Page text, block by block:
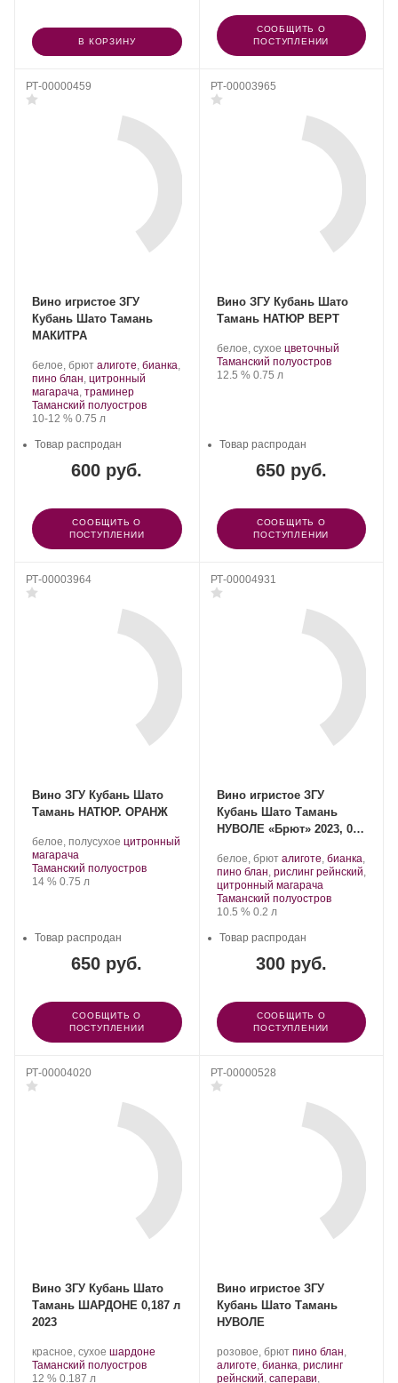
В КОРЗИНУ
СООБЩИТЬ О
ПОСТУПЛЕНИИ
РТ-00000459
Вино игристое ЗГУ
Кубань Шато Тамань
МАКИТРА
Производитель:
Шато
Тамань.
белое, брют .
Сорт
винограда:
алиготе, бианка,
пино блан, цитронный
магарача, траминер.
Регион:
Таманский полуостров
Крепость
10-12 %. Объем
0.75 л
600 руб.
Товар распродан
СООБЩИТЬ О
ПОСТУПЛЕНИИ
РТ-00003965
Вино ЗГУ Кубань Шато
Тамань НАТЮР ВЕРТ
Производитель:
Шато
Тамань.
белое, сухое .
Сорт
винограда:
цветочный.
Регион:
Таманский полуостров
Крепость
12.5 %. Объем
0.75 л
650 руб.
Товар распродан
СООБЩИТЬ О
ПОСТУПЛЕНИИ
РТ-00003964
Вино ЗГУ Кубань Шато
Тамань НАТЮР. ОРАНЖ
Производитель:
Шато
Тамань.
белое, полусухое .
винограда:
цитронный
магарача
Регион:
Таманский полуостров
Крепость
14 %. Объем
0.75 л
650 руб.
Товар распродан
СООБЩИТЬ О
ПОСТУПЛЕНИИ
РТ-00004931
Вино игристое ЗГУ
Кубань Шато Тамань
НУВОЛЕ «Брют» 2023, 0.2
Производитель:
Шато
Тамань.
белое, брют .
Сорт
винограда:
алиготе, бианка,
пино блан, рислинг рейнский,
цитронный магарача.
Регион:
Таманский полуостров
Крепость
10.5 %. Объем
0.2 л
300 руб.
Товар распродан
СООБЩИТЬ О
ПОСТУПЛЕНИИ
РТ-00004020
Вино ЗГУ Кубань Шато
Тамань ШАРДОНЕ 0,187 л
2023
Производитель:
Шато
Тамань.
красное, сухое .
Сорт
шардоне
Регион:
Таманский полуостров
Крепость
12 %. Объем
0.187 л
РТ-00000528
Вино игристое ЗГУ
Кубань Шато Тамань
НУВОЛЕ
Производитель:
Шато
Тамань.
розовое, брют .
Сорт
винограда:
пино блан,
алиготе, бианка, рислинг
рейнский, саперави,